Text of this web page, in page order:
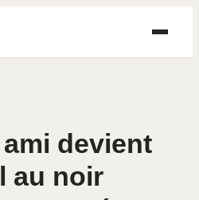
devient
au noir